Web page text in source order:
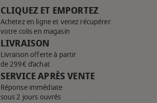
CLIQUEZ ET EMPORTEZ
Achetez en ligne et venez récupérer
votre colis en magasin
LIVRAISON
Livraison offerte à partir
de 299€ d’achat
SERVICE APRÈS VENTE
Réponse immédiate
sous 2 jours ouvrés